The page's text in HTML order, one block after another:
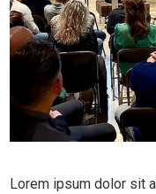
Lorem ipsum dolor sit